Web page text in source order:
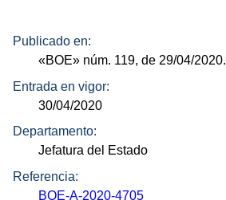
Publicado en:
«BOE» núm. 119, de 29/04/2020.
Entrada en vigor:
30/04/2020
Departamento:
Jefatura del Estado
Referencia:
BOE-A-2020-4705